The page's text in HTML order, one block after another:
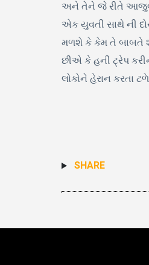
અને તેને જે રીતે
એક યુવતી સાથે ની
મળશે કે કેમ તે બાબતે
છીએ કે હની ટ્રેપ
લોકોને હેરાન કરતા ટળે
SHARE